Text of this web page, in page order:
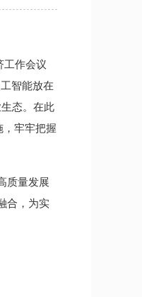
工作会议
智能放在
态。在此
牢牢把握
质量发展
合，为实